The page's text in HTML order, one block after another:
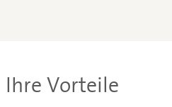
Ihre Vorteile